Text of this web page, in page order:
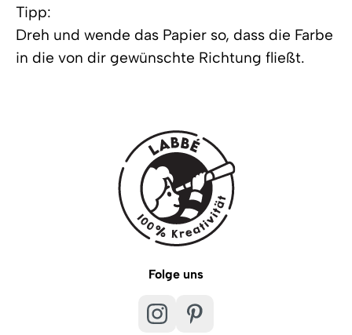
Tipp:
Dreh und wende das Papier so, dass die Farbe
in die von dir gewünschte Richtung fließt.
Folge uns